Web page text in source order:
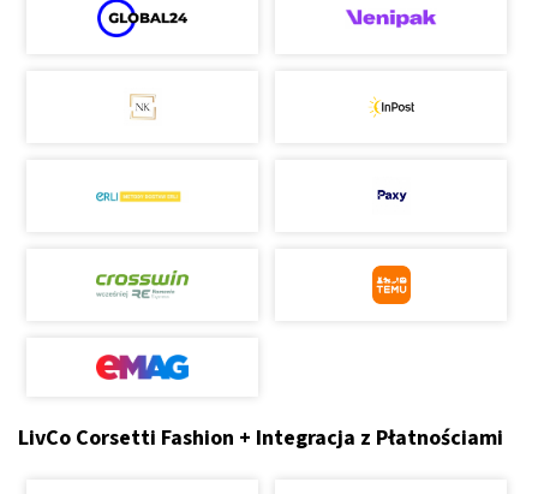
LivCo Corsetti Fashion + Integracja z Płatnościami